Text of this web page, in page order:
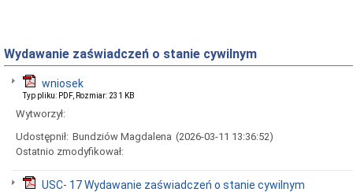
Wydawanie zaświadczeń o stanie cywilnym
wniosek
Typ pliku: PDF, Rozmiar: 231 KB
Wytworzył:
Udostępnił: Bundziów Magdalena (2026-03-11 13:36:52)
Ostatnio zmodyfikował:
USC- 17 Wydawanie zaświadczeń o stanie cywilnym